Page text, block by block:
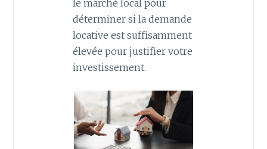
le marché local pour
déterminer si la demande
locative est suffisamment
élevée pour justifier votre
investissement.